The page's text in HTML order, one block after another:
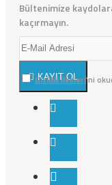
Bültenimize
kaçırmayın.
KAYIT OL
Gizlilik İlkeleri'ni